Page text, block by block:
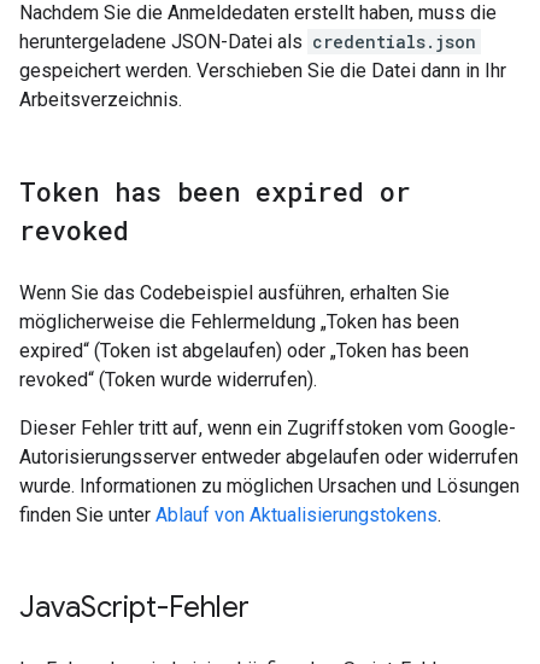
Nachdem Sie die Anmeldedaten erstellt haben, muss die
heruntergeladene JSON-Datei als credentials.json
gespeichert werden. Verschieben Sie die Datei dann in Ihr
Arbeitsverzeichnis.
Token has been expired or
revoked
Wenn Sie das Codebeispiel ausführen, erhalten Sie
möglicherweise die Fehlermeldung „Token has been
expired“ (Token ist abgelaufen) oder „Token has been
revoked“ (Token wurde widerrufen).
Dieser Fehler tritt auf, wenn ein Zugriffstoken vom Google-
Autorisierungsserver entweder abgelaufen oder widerrufen
wurde. Informationen zu möglichen Ursachen und Lösungen
finden Sie unter Ablauf von Aktualisierungstokens.
JavaScript-Fehler